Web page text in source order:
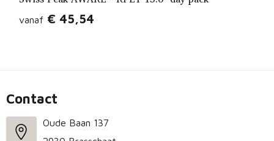
vanaf € 45,54
Contact
Oude Baan 137